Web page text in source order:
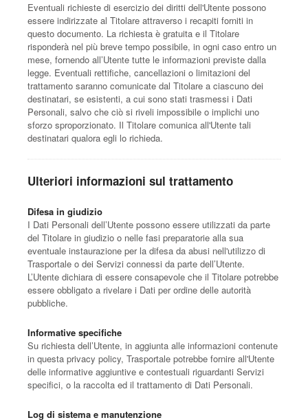
Eventuali richieste di esercizio dei diritti dell'Utente possono
essere indirizzate al Titolare attraverso i recapiti forniti in
questo documento. La richiesta è gratuita e il Titolare
risponderà nel più breve tempo possibile, in ogni caso entro un
mese, fornendo all’Utente tutte le informazioni previste dalla
legge. Eventuali rettifiche, cancellazioni o limitazioni del
trattamento saranno comunicate dal Titolare a ciascuno dei
destinatari, se esistenti, a cui sono stati trasmessi i Dati
Personali, salvo che ciò si riveli impossibile o implichi uno
sforzo sproporzionato. Il Titolare comunica all'Utente tali
destinatari qualora egli lo richieda.
Ulteriori informazioni sul trattamento
Difesa in giudizio
I Dati Personali dell’Utente possono essere utilizzati da parte
del Titolare in giudizio o nelle fasi preparatorie alla sua
eventuale instaurazione per la difesa da abusi nell'utilizzo di
Trasportale o dei Servizi connessi da parte dell’Utente.
L’Utente dichiara di essere consapevole che il Titolare potrebbe
essere obbligato a rivelare i Dati per ordine delle autorità
pubbliche.
Informative specifiche
Su richiesta dell’Utente, in aggiunta alle informazioni contenute
in questa privacy policy, Trasportale potrebbe fornire all'Utente
delle informative aggiuntive e contestuali riguardanti Servizi
specifici, o la raccolta ed il trattamento di Dati Personali.
Log di sistema e manutenzione